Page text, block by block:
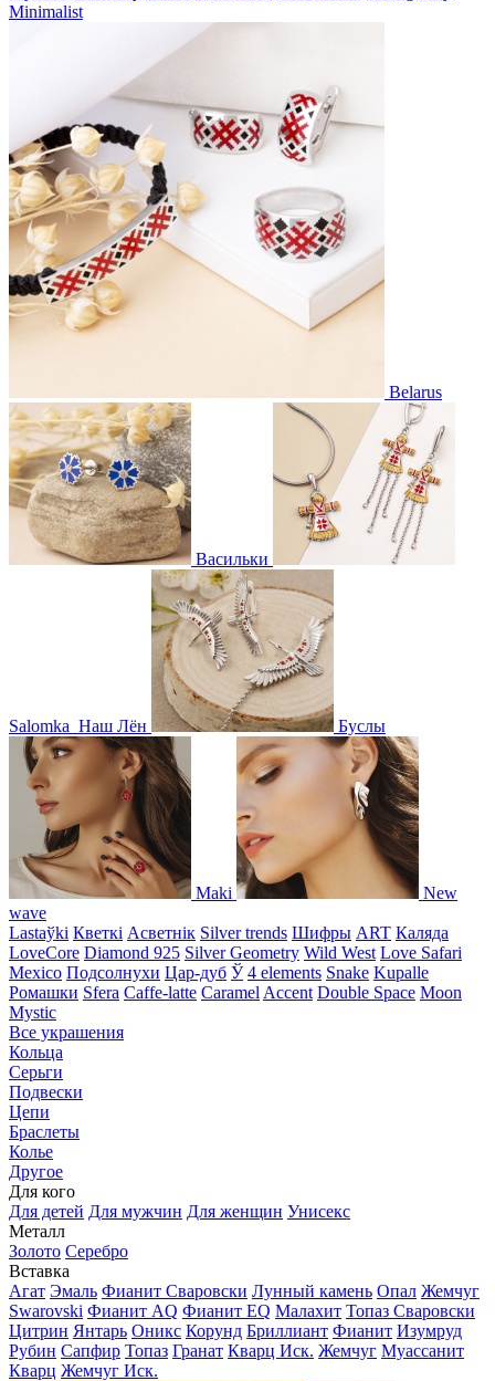
Minimalist
Belarus
Васильки
Salomka Наш Лён Буслы
Maki
New
wave
Lastaўki Кветкі Асветнiк Silver trends Шифры ART Каляда
LoveCore Diamond 925 Silver Geometry Wild West Love Safari
Mexico Подсолнухи Цар-дуб Ў 4 elements Snake Kupalle
Ромашки Sfera Caffe-latte Caramel Accent Double Space Moon
Mystic
Все украшения
Кольца
Серьги
Подвески
Цепи
Браслеты
Колье
Другое
Для кого
Для детей Для мужчин Для женщин Унисекс
Металл
Золото Серебро
Вставка
Агат Эмаль Фианит Сваровски Лунный камень Опал Жемчуг
Swarovski Фианит AQ Фианит EQ Малахит Топаз Сваровски
Цитрин Янтарь Оникс Корунд Бриллиант Фианит Изумруд
Рубин Сапфир Топаз Гранат Кварц Иск. Жемчуг Муассанит
Кварц Жемчуг Иск.